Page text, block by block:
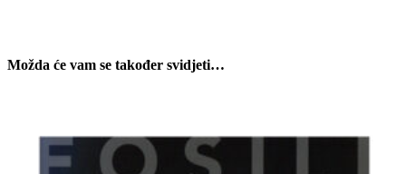
Možda će vam se također svidjeti…